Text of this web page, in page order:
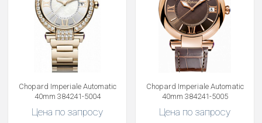
Chopard Imperiale Automatic
40mm 384241-5004
Цена по запросу
Chopard Imperiale Automatic
40mm 384241-5005
Цена по запросу